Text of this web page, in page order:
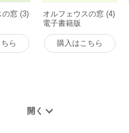
の窓 (3)
ら
オルフェウスの窓 (4)
電子書籍版
購入はこちら